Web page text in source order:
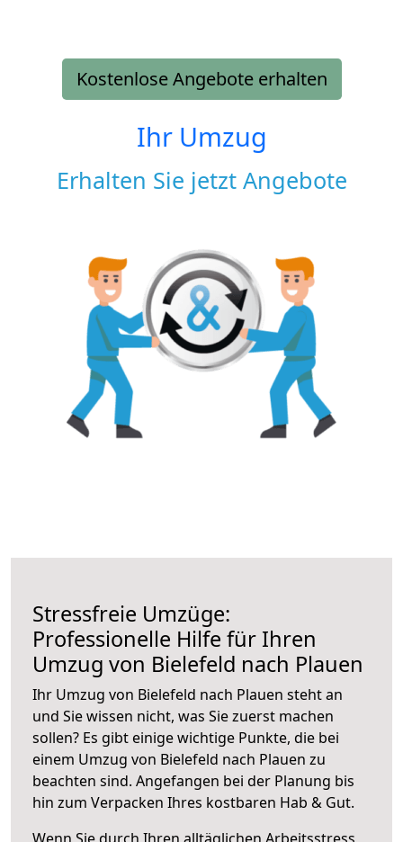
Kostenlose Angebote erhalten
Ihr Umzug
Erhalten Sie jetzt Angebote
Stressfreie Umzüge:
Professionelle Hilfe für Ihren
Umzug von Bielefeld nach Plauen
Ihr Umzug von Bielefeld nach Plauen steht an
und Sie wissen nicht, was Sie zuerst machen
sollen? Es gibt einige wichtige Punkte, die bei
einem Umzug von Bielefeld nach Plauen zu
beachten sind. Angefangen bei der Planung bis
hin zum Verpacken Ihres kostbaren Hab & Gut.